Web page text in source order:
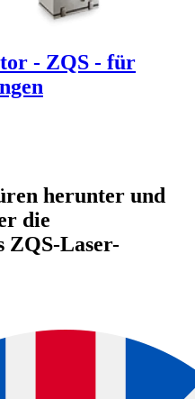
- ZQS - für
herunter und
die
ZQS-Laser-